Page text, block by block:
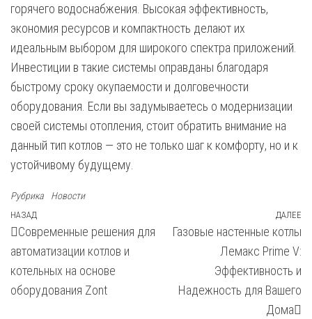
горячего водоснабжения. Высокая эффективность,
экономия ресурсов и компактность делают их
идеальным выбором для широкого спектра приложений.
Инвестиции в такие системы оправданы благодаря
быстрому сроку окупаемости и долговечности
оборудования. Если вы задумываетесь о модернизации
своей системы отопления, стоит обратить внимание на
данный тип котлов — это не только шаг к комфорту, но и к
устойчивому будущему.
Рубрика Новости
Навигация
по
записям
Предыдущая
запись
НАЗАД
Современные решения для
автоматизации котлов и
котельных на основе
оборудования Zont
ДАЛЕЕ
Газовые настенные котлы
Лемакс Prime V:
Эффективность и
Надежность для Вашего
Дома